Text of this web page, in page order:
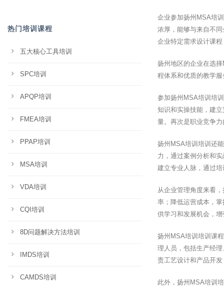
企业参加扬州MSA培
浓厚，能够与来自不
企业特定需求设计课
扬州地区的企业在选
程体系和优质的教学
参加扬州MSA培训培
知识和实操技能，建
量。再次是职业竞争
扬州MSA培训培训还
力，通过案例分析和
建立专业人脉，通过
从企业管理角度来看
率；降低运营成本，
供学习和发展机会，
扬州MSA培训培训课
理人员，包括生产经
责工艺设计和产品开
此外，扬州MSA培训
热门培训课程
五大核心工具培训
SPC培训
APQP培训
FMEA培训
PPAP培训
MSA培训
VDA培训
CQI培训
8D问题解决方法培训
IMDS培训
CAMDS培训